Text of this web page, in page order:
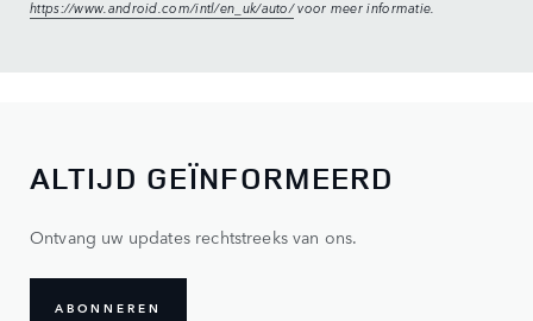
https://www.android.com/intl/en_uk/auto/voor meer informatie.
ALTIJD GEÏNFORMEERD
Ontvang uw updates rechtstreeks van ons.
ABONNEREN